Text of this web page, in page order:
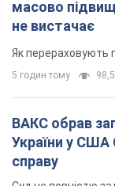
масово
не вистачає
Як перераховують
5 годин тому
ВАКС обрав запобіжний захід експосолці
України у США Стефанішиній: що відомо про
справу